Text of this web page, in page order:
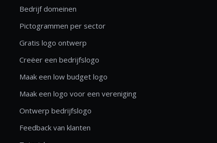
Bedrijf domeinen
Pictogrammen per sector
Gratis logo ontwerp
Creëer een bedrijfslogo
Maak een low budget logo
Maak een logo voor een vereniging
Ontwerp bedrijfslogo
Feedback van klanten